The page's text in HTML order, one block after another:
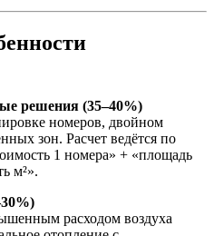
решения (35–40%)
номеров, двойном
зон. Расчет ведётся по
1 номера» + «площадь
м²».
расходом воздуха